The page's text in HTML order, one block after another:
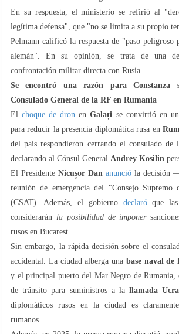
En su respuesta, el ministerio se refirió al
legítima defensa", que "no se limita a su propio
Pelmann calificó la respuesta de "paso peligroso
alemán". En su opinión, se trata de una
confrontación militar directa con Rusia.
Se encontró una razón para Constanza
Consulado General de la RF en Rumania
Elchoque de dron enGalați se convirtió en
para reducir la presencia diplomática rusa en
del país respondieron cerrando el consulado de
declarando al Cónsul General Andrey Kosilin
El Presidente Nicușor Dan anunció la decisión
reunión de emergencia del "Consejo Supremo
(CSAT). Además, el gobierno declaróque las
considerarán la posibilidad de imponer
rusos en Bucarest.
Sin embargo, la rápida decisión sobre el
accidental. La ciudad alberga una base naval de
y el principal puerto del Mar Negro de Rumania,
de tránsito para suministros a lallamada
diplomáticos rusos en la ciudad es
rumanos.